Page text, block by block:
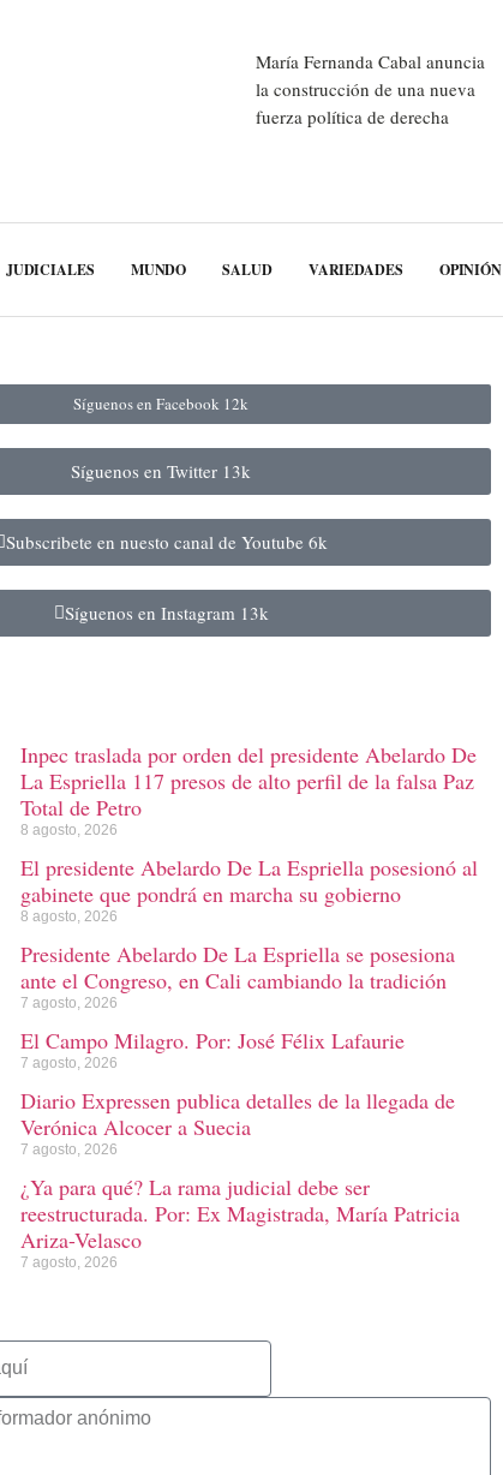
María Fernanda Cabal anuncia
la construcción de una nueva
fuerza política de derecha
JUDICIALES MUNDO SALUD VARIEDADES OPINIÓN
Síguenos en Facebook 12k
Síguenos en Twitter 13k
Subscribete en nuesto canal de Youtube 6k
Síguenos en Instagram 13k
Inpec traslada por orden del presidente Abelardo De
La Espriella 117 presos de alto perfil de la falsa Paz
Total de Petro
8 agosto, 2026
El presidente Abelardo De La Espriella posesionó al
gabinete que pondrá en marcha su gobierno
8 agosto, 2026
Presidente Abelardo De La Espriella se posesiona
ante el Congreso, en Cali cambiando la tradición
7 agosto, 2026
El Campo Milagro. Por: José Félix Lafaurie
7 agosto, 2026
Diario Expressen publica detalles de la llegada de
Verónica Alcocer a Suecia
7 agosto, 2026
¿Ya para qué? La rama judicial debe ser
reestructurada. Por: Ex Magistrada, María Patricia
Ariza-Velasco
7 agosto, 2026